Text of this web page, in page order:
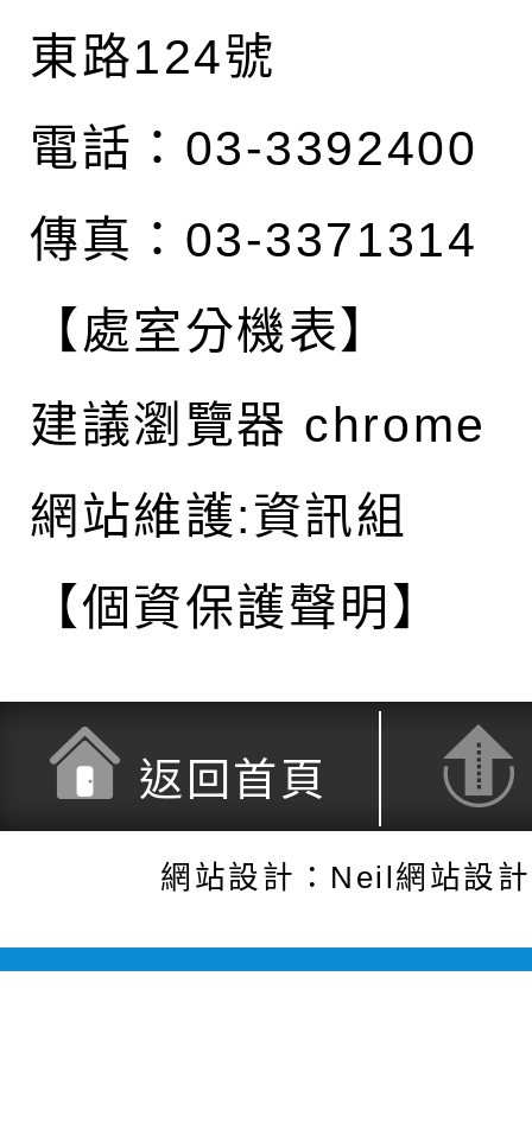
東路124號
電話：03-3392400
傳真：03-3371314
【處室分機表】
建議瀏覽器 chrome
網站維護:資訊組
【個資保護聲明】
返回首頁
網站設計：Neil網站設